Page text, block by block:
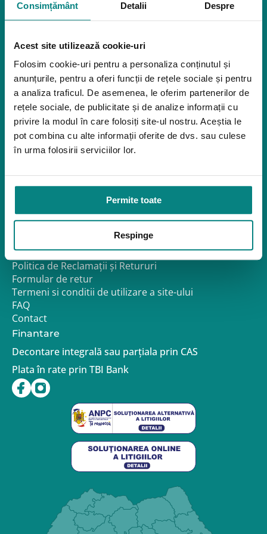
Consimțământ Detalii Despre
Acest site utilizează cookie-uri
Folosim cookie-uri pentru a personaliza conținutul și
anunțurile, pentru a oferi funcții de rețele sociale și pentru
a analiza traficul. De asemenea, le oferim partenerilor de
rețele sociale, de publicitate și de analize informații cu
privire la modul în care folosiți site-ul nostru. Aceștia le
pot combina cu alte informații oferite de dvs. sau culese
în urma folosirii serviciilor lor.
Permite toate
Respinge
Mediu de accesibilitate
Rampe pentru scaune cu rotile
Închiriere platforme șenilate
Închiriere rampe acces
Apnee în somn
Orteze
Oxigenoterapia
Service
Despre noi
Politica de confidentialitate – GDPR
Politica de Cookies
Politica de Reclamații și Retururi
Formular de retur
Termeni si conditii de utilizare a site-ului
FAQ
Contact
Finantare
Decontare integrală sau parțiala prin CAS
Plata în rate prin TBI Bank